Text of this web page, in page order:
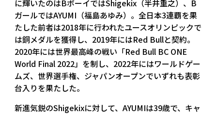
に輝いたのはBボーイではShigekix（半井重之）、B
ガールではAYUMI（福島あゆみ）。全日本3連覇を果
たした前者は2018年に行われたユースオリンピックで
は銅メダルを獲得し、2019年にはRed Bullと契約。
2020年には世界最高峰の戦い「Red Bull BC ONE
World Final 2022」を制し、2022年にはワールドゲー
ムズ、世界選手権、ジャパンオープンでいずれも表彰
台入りを果たした。
新進気鋭のShigekixに対して、AYUMIは39歳で、キャ